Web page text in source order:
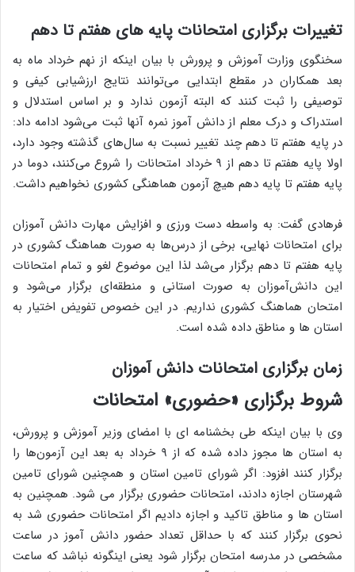
تغییرات برگزاری امتحانات پایه های هفتم تا دهم
سخنگوی وزارت آموزش و پرورش با بیان اینکه از نهم خرداد ماه به
بعد همکاران در مقطع ابتدایی می‌توانند نتایج ارزشیابی کیفی و
توصیفی را ثبت کنند که البته آزمون ندارد و بر اساس استدلال و
استدراک و درک معلم از دانش آموز نمره آنها ثبت می‌شود ادامه داد:
در پایه هفتم تا دهم چند تغییر نسبت به سال‌های گذشته وجود دارد،
اولا پایه هفتم تا دهم از ۹ خرداد امتحانات را شروع می‌کنند، دوما در
پایه هفتم تا پایه دهم هیچ آزمون هماهنگی کشوری نخواهیم داشت.
فرهادی گفت: به واسطه دست ورزی و افزایش مهارت دانش آموزان
برای امتحانات نهایی، برخی از درس‌ها به صورت هماهنگ کشوری در
پایه هفتم تا دهم برگزار می‌شد لذا این موضوع لغو و تمام امتحانات
این دانش‌آموزان به صورت استانی و منطقه‌ای برگزار می‌شود و
امتحان هماهنگ کشوری نداریم. در این خصوص تفویض اختیار به
استان ها و مناطق داده شده است.
زمان برگزاری امتحانات دانش آموزان
شروط برگزاری «حضوری» امتحانات
وی با بیان اینکه طی بخشنامه ای با امضای وزیر آموزش و پرورش،
به استان ها مجوز داده شده که از ۹ خرداد به بعد این آزمون‌ها را
برگزار کنند افزود: اگر شورای تامین استان و همچنین شورای تامین
شهرستان اجازه دادند، امتحانات حضوری برگزار می شود. همچنین به
استان ها و مناطق تاکید و اجازه دادیم اگر امتحانات حضوری شد به
نحوی برگزار کنند که با حداقل تعداد حضور دانش آموز در ساعت
مشخصی در مدرسه امتحان برگزار شود یعنی اینگونه نباشد که ساعت